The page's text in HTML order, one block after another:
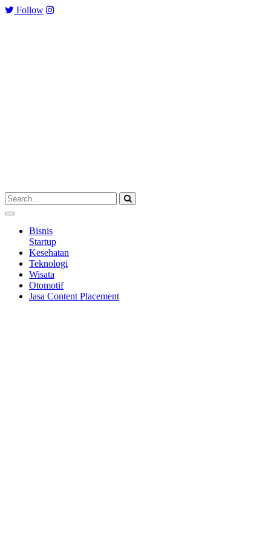
Follow
Bisnis
Startup
Kesehatan
Teknologi
Wisata
Otomotif
Jasa Content Placement